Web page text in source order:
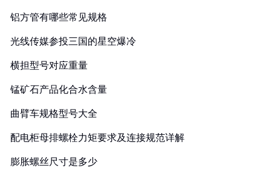
铝方管有哪些常见规格
光线传媒参投三国的星空爆冷
横担型号对应重量
锰矿石产品化合水含量
曲臂车规格型号大全
配电柜母排螺栓力矩要求及连接规范详解
膨胀螺丝尺寸是多少